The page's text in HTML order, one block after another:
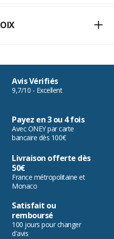
Avis Vérifiés
9,7/10 - Excellent
Payez en 3 ou 4 fois
Avec ONEY par carte
bancaire dès 100€
Livraison offerte dès
50€
France métropolitaine et
Monaco
Satisfait ou
remboursé
100 jours pour changer
d'avis